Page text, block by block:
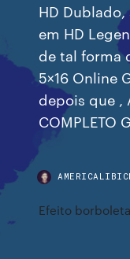
HD
em HD
de tal forma
5×16 Online
depois que ,
COMPLETO
Efeito